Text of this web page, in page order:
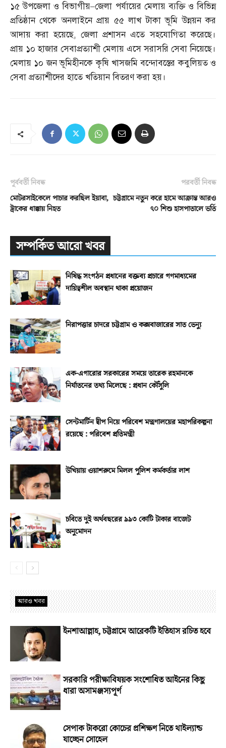
১৫ উপজেলা ও বিভাগীয়–জেলা পর্যায়ের মেলায় ব্যক্তি ও বিভিন্ন
প্রতিষ্ঠান থেকে অনলাইনে প্রায় ৫৫ লাখ টাকা ভূমি উন্নয়ন কর
আদায় করা হয়েছে, জেলা প্রশাসন এতে সহযোগিতা করেছে।
প্রায় ১০ হাজার সেবাপ্রত্যাশী মেলায় এসে সরাসরি সেবা নিয়েছে।
মেলায় ১০ জন ভূমিহীনকে কৃষি খাসজমি বন্দোবস্তের কবুলিয়ত ও
সেবা প্রত্যাশীদের হাতে খতিয়ান বিতরণ করা হয়।
পূর্ববর্তী নিবন্ধ
মোটরসাইকেলে পাচার করছিল ইয়াবা,
ট্রাকের ধাক্কায় নিহত
পরবর্তী নিবন্ধ
চট্টগ্রামে নতুন করে হামে আক্রান্ত আরও
৭০ শিশু হাসপাতালে ভর্তি
সম্পর্কিত আরো খবর
নিষিদ্ধ সংগঠন প্রধানের বক্তব্য প্রচারে গণমাধ্যমের
দায়িত্বশীল অবস্থান থাকা প্রয়োজন
নিরাপত্তার চাদরে চট্টগ্রাম ও কক্সবাজারের সাত ভেন্যু
এক-এগারোর সরকারের সময়ে তারেক রহমানকে
নির্যাতনের তথ্য মিলেছে : প্রধান কৌঁসুলি
সেন্টমার্টিন দ্বীপ নিয়ে পরিবেশ মন্ত্রণালয়ের মহাপরিকল্পনা
রয়েছে : পরিবেশ প্রতিমন্ত্রী
উখিয়ায় ওয়াশরুমে মিলল পুলিশ কর্মকর্তার লাশ
চবিতে দুই অর্থবছরের ৯৯৩ কোটি টাকার বাজেট
অনুমোদন
আরও খবর
ইনশাআল্লাহ, চট্টগ্রামে আরেকটি ইতিহাস রচিত হবে
সরকারি পরীক্ষাবিষয়ক সংশোধিত আইনের কিছু
ধারা অসামঞ্জস্যপূর্ণ
সেপাক টাকরো কোচের প্রশিক্ষণ নিতে থাইল্যান্ড
যাচ্ছেন সোহেল